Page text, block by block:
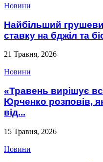
Новини
Найбільший
ставку на бджіл та
21 Травня, 2026
Новини
«Травень вирішує
Юрченко розповів,
від...
15 Травня, 2026
Новини